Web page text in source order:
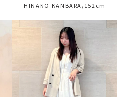
HINANO KANBARA/152cm